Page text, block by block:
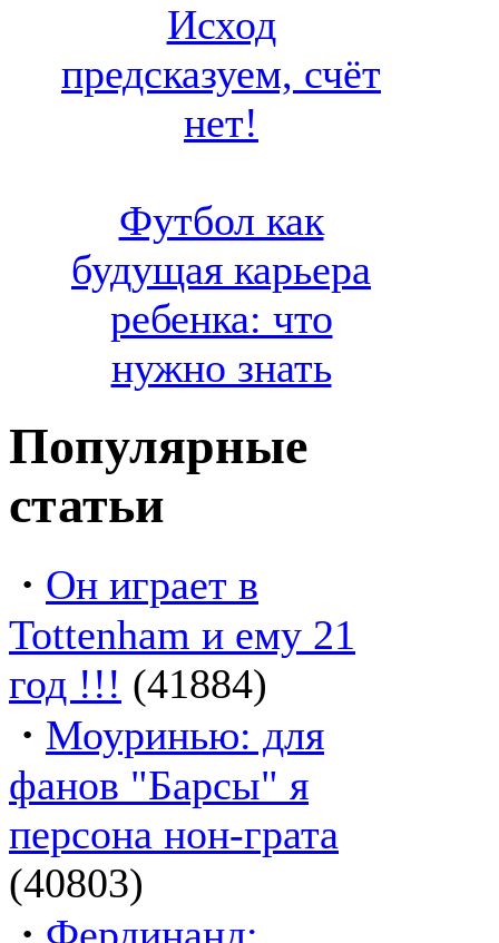
Исход
предсказуем, счёт
нет!
Футбол как
будущая карьера
ребенка: что
нужно знать
Популярные
статьи
· Он играет в
Tottenham и ему 21
год !!! (41884)
· Моуринью: для
фанов "Барсы" я
персона нон-грата
(40803)